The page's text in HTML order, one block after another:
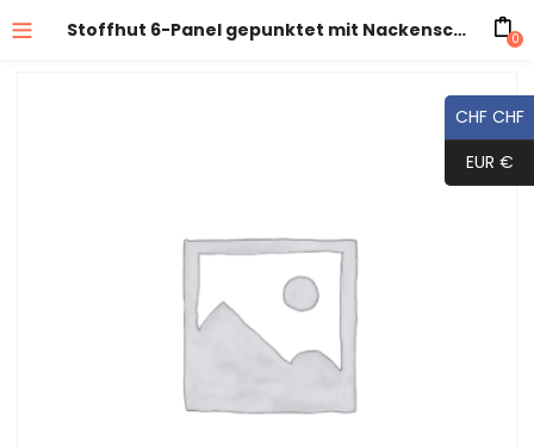
Stoffhut 6-Panel gepunktet mit Nackenschutz und Band 0
CHF CHF
EUR €